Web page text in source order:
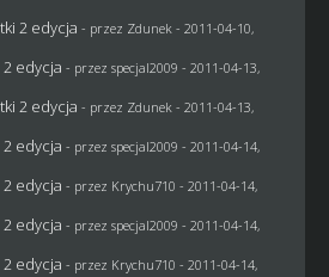
2 edycja - przez Zdunek - 2011-04-10,
2 edycja - przez specjal2009 - 2011-04-13,
2 edycja - przez Zdunek - 2011-04-13,
2 edycja - przez specjal2009 - 2011-04-14,
2 edycja - przez Krychu710 - 2011-04-14,
2 edycja - przez specjal2009 - 2011-04-14,
2 edycja - przez Krychu710 - 2011-04-14,